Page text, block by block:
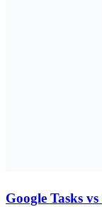
Google Tasks